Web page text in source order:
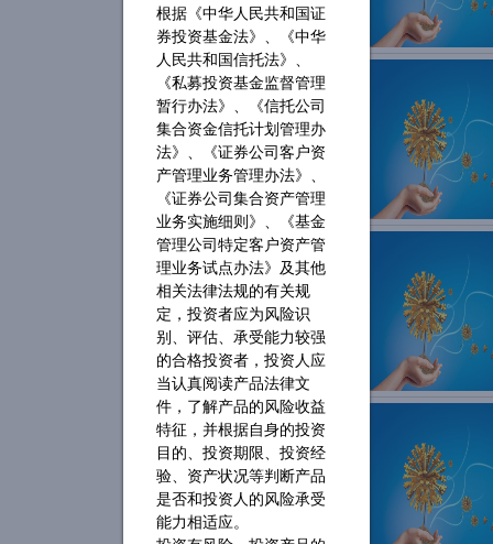
根据《中华人民共和国证
券投资基金法》、《中华
人民共和国信托法》、
《私募投资基金监督管理
暂行办法》、《信托公司
集合资金信托计划管理办
法》、《证券公司客户资
产管理业务管理办法》、
《证券公司集合资产管理
业务实施细则》、《基金
管理公司特定客户资产管
理业务试点办法》及其他
相关法律法规的有关规
定，投资者应为风险识
别、评估、承受能力较强
的合格投资者，投资人应
当认真阅读产品法律文
件，了解产品的风险收益
特征，并根据自身的投资
目的、投资期限、投资经
验、资产状况等判断产品
是否和投资人的风险承受
能力相适应。
银叶公告
银叶小课堂
媒体聚焦